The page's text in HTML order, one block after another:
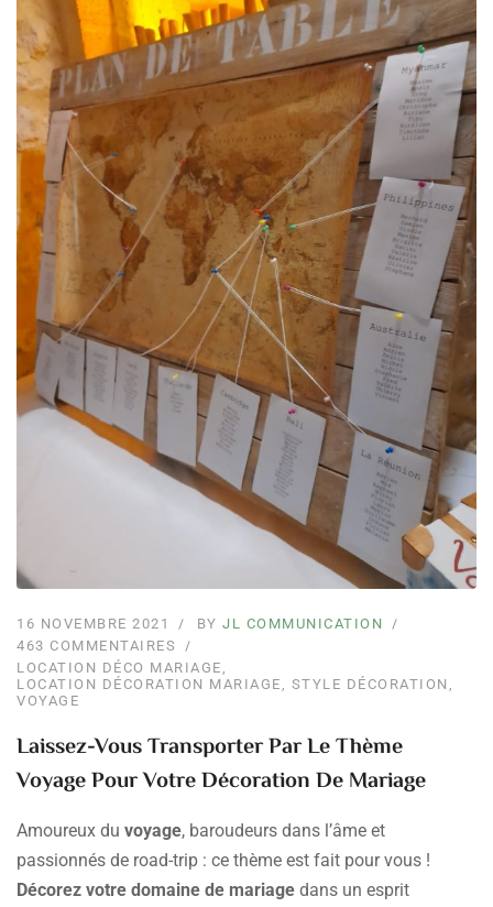
16 NOVEMBRE 2021 BY JL COMMUNICATION
463 COMMENTAIRES
LOCATION DÉCO MARIAGE
LOCATION DÉCORATION MARIAGE
STYLE DÉCORATION
VOYAGE
Laissez-Vous Transporter Par Le Thème
Voyage Pour Votre Décoration De Mariage
Amoureux du voyage, baroudeurs dans l’âme et
passionnés de road-trip : ce thème est fait pour vous !
Décorez votre domaine de mariage dans un esprit